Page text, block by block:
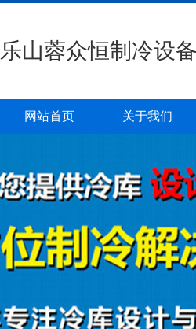
乐山蓉众恒制冷设
网站首页 关于我们